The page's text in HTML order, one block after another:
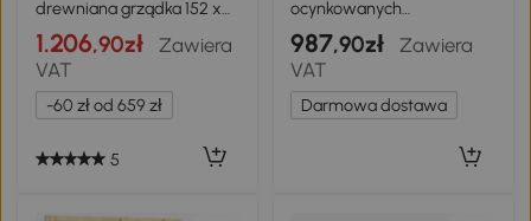
drewniana grządka 152 x
77 x 77 cm Głęboka na
zioła z otwartym dnem i
prętami wzmacniającymi
1.206,90zł
Zawiera
VAT
-60 zł od 659 zł
5
ocynkowanych
podwyższonych grządek,
180 x 90 x 60 cm,
metalowe grządki z
bezpiecznymi
krawędziami, srebrny
987,90zł
Zawiera
VAT
Darmowa dostawa